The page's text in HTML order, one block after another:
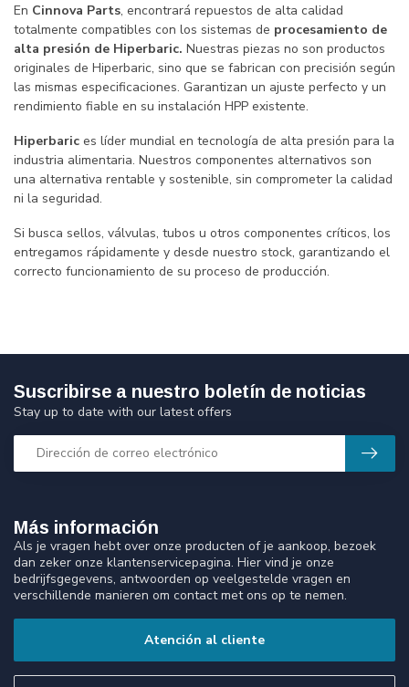
En Cinnova Parts, encontrará repuestos de alta calidad
totalmente compatibles con los sistemas de procesamiento de
alta presión de Hiperbaric. Nuestras piezas no son productos
originales de Hiperbaric, sino que se fabrican con precisión según
las mismas especificaciones. Garantizan un ajuste perfecto y un
rendimiento fiable en su instalación HPP existente.
Hiperbaric es líder mundial en tecnología de alta presión para la
industria alimentaria. Nuestros componentes alternativos son
una alternativa rentable y sostenible, sin comprometer la calidad
ni la seguridad.
Si busca sellos, válvulas, tubos u otros componentes críticos, los
entregamos rápidamente y desde nuestro stock, garantizando el
correcto funcionamiento de su proceso de producción.
Más información
Als je vragen hebt over onze producten of je aankoop, bezoek
dan zeker onze klantenservicepagina. Hier vind je onze
bedrijfsgegevens, antwoorden op veelgestelde vragen en
verschillende manieren om contact met ons op te nemen.
Atención al cliente
Suscribirse a nuestro boletín de noticias
Stay up to date with our latest offers